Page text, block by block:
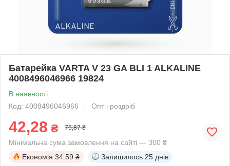
Батарейка VARTA V 23 GA BLI 1 ALKALINE
4008496046966 19824
В наявності
Код: 4008496046966
Опт і роздріб
42,28 ₴ 76,87 ₴
Мінімальна сума замовлення на сайті — 300 ₴
Економія 34.59 ₴ Залишилось 25 днів